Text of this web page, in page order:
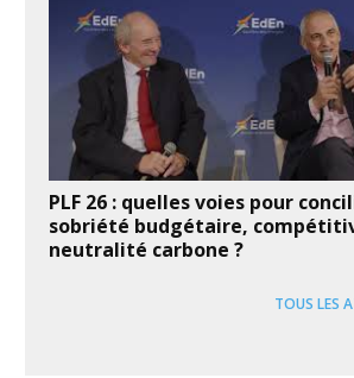
PLF 26 : quelles voies pour
sobriété budgétaire,
neutralité carbone ?
TOUS LES